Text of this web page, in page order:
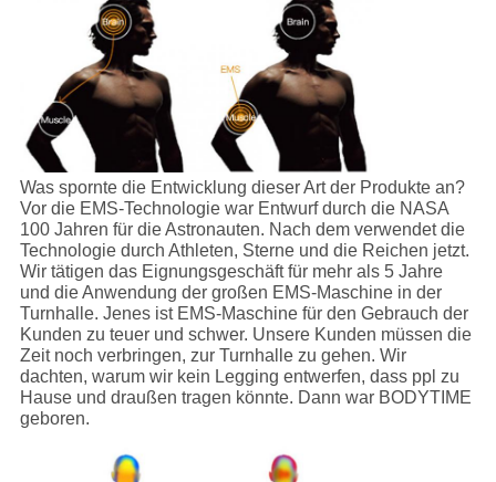
Was spornte die Entwicklung dieser Art der Produkte an?
Vor die EMS-Technologie war Entwurf durch die NASA
100 Jahren für die Astronauten. Nach dem verwendet die
Technologie durch Athleten, Sterne und die Reichen jetzt.
Wir tätigen das Eignungsgeschäft für mehr als 5 Jahre
und die Anwendung der großen EMS-Maschine in der
Turnhalle. Jenes ist EMS-Maschine für den Gebrauch der
Kunden zu teuer und schwer. Unsere Kunden müssen die
Zeit noch verbringen, zur Turnhalle zu gehen. Wir
dachten, warum wir kein Legging entwerfen, dass ppl zu
Hause und draußen tragen könnte. Dann war BODYTIME
geboren.